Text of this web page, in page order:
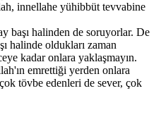
innellahe yühibbüt tevvabine
başı halinden de soruyorlar. De
halinde oldukları zaman
kadar onlara yaklaşmayın.
emrettiği yerden onlara
tövbe edenleri de sever, çok